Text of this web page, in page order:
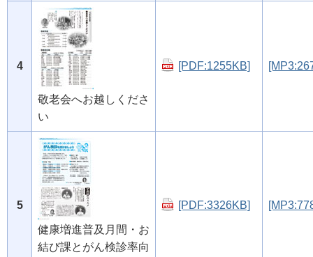
4
敬老会へお越しくださ
い
[PDF:1255KB]
5
健康増進普及月間・お
結び課とがん検診率向
[PDF:3326KB]